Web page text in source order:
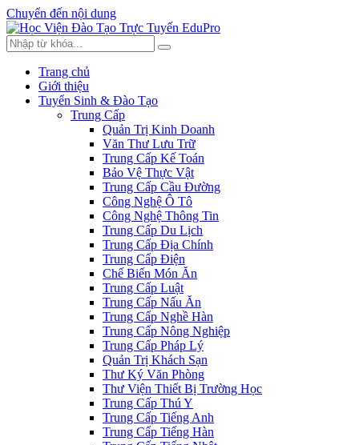
Chuyển đến nội dung
Trang chủ
Giới thiệu
Tuyển Sinh & Đào Tạo
Trung Cấp
Quản Trị Kinh Doanh
Văn Thư Lưu Trữ
Trung Cấp Kế Toán
Bảo Vệ Thực Vật
Trung Cấp Cầu Đường
Công Nghệ Ô Tô
Công Nghệ Thông Tin
Trung Cấp Du Lịch
Trung Cấp Địa Chính
Trung Cấp Điện
Chế Biến Món Ăn
Trung Cấp Luật
Trung Cấp Nấu Ăn
Trung Cấp Nghề Hàn
Trung Cấp Nông Nghiệp
Trung Cấp Pháp Lý
Quản Trị Khách Sạn
Thư Ký Văn Phòng
Thư Viện Thiết Bị Trường Học
Trung Cấp Thú Y
Trung Cấp Tiếng Anh
Trung Cấp Tiếng Hàn